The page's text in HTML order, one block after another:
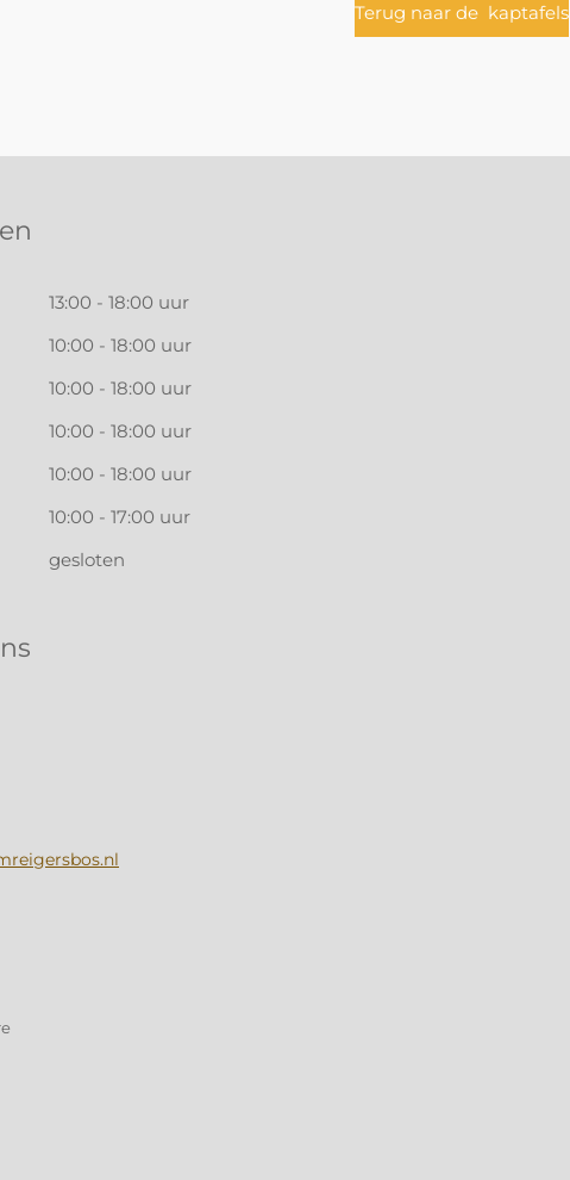
Terug naar de kaptafels
13:00 - 18:00 uur
10:00 - 18:00 uur
10:00 - 18:00 uur
10:00 - 18:00 uur
10:00 - 18:00 uur
10:00 - 17:00 uur
gesloten